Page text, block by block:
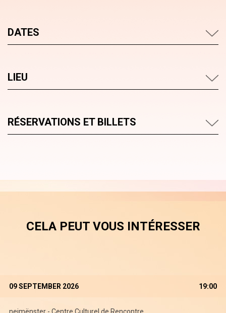
DATES
LIEU
RÉSERVATIONS ET BILLETS
CELA PEUT VOUS INTÉRESSER
09 SEPTEMBER 2026 19:00